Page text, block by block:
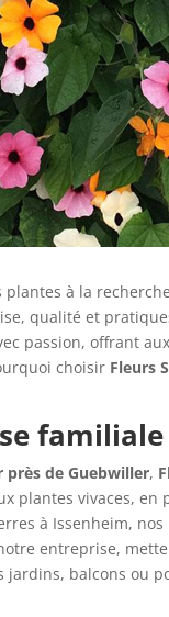
à la
qualité et
passion, offrant
choisir Fleurs
de Guebwiller,
plantes vivaces,
à Issenheim,
entreprise,
jardins, balcons ou